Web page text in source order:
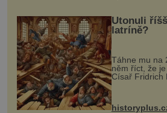
Utonuli
latríně?
Táhne mu na
něm říct, že
Císař Fridrich
posílá svého
VI. do Erfurtu,